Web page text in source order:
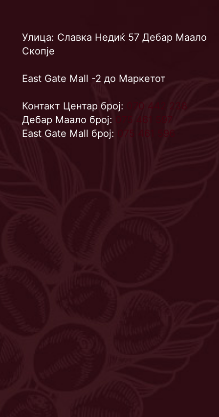
Улица: Славка Недиќ 57 Дебар Маало
Скопје
East Gate Mall -2 до Маркетот
Контакт Центар број:
070 442 238
Дебар Маало број: 075 461 597
East Gate Mall број: 075 461 596